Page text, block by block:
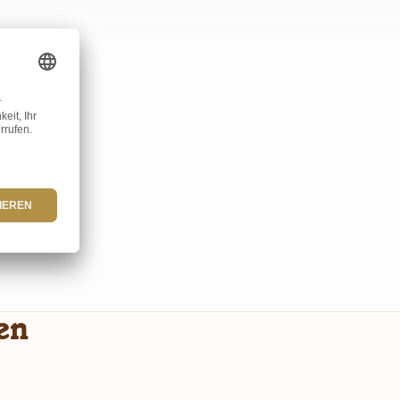
Enzyme und pflanzliche Rückstände. Diese fördern nicht nur